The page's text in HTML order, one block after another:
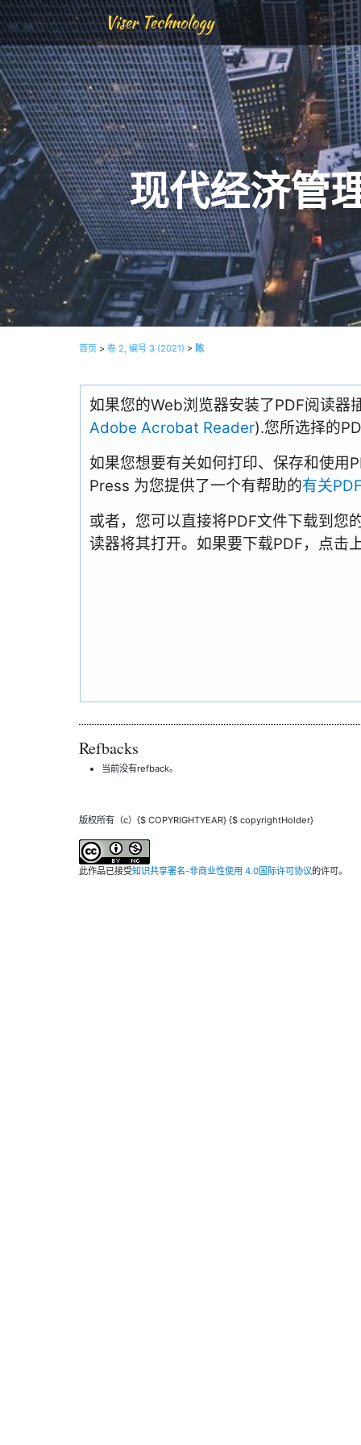
Viser Technology
现代经济管
首页 > 卷 2, 编号 3 (2021) > 陈
如果您的Web浏览器安装了PDF阅读器
Adobe Acrobat Reader).您所选择的
如果您想要有关如何打印、保存和使用
Press 为您提供了一个有帮助的有关
或者，您可以直接将PDF文件下载到您
读器将其打开。如果要下载PDF，点击
Refbacks
当前没有refback。
版权所有（c）{$ COPYRIGHTYEAR} {$ copyrightHolder}
此作品已接受知识共享署名-非商业性使用 4.0国际许可协议的许可。